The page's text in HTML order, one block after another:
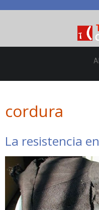
cordura
La resistencia